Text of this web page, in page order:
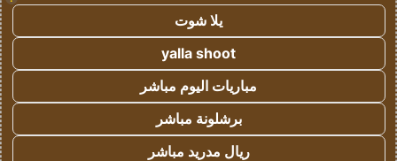
يلا شوت
yalla shoot
مباريات اليوم مباشر
برشلونة مباشر
ريال مدريد مباشر